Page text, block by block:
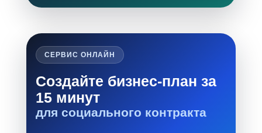
СЕРВИС ОНЛАЙН
Создайте бизнес-план за
15 минут
для социального контракта